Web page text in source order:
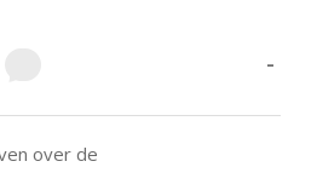
-
over de